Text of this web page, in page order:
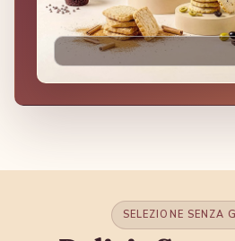
SELEZIONE SENZA